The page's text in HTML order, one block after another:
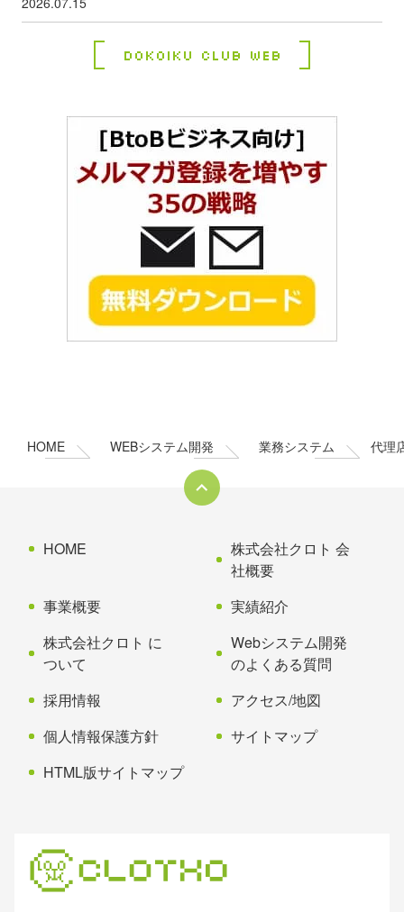
Dokoiku Club Web
HOME WEBシステム開発 業務システム 代理
HOME
株式会社クロト 会
社概要
事業概要
実績紹介
株式会社クロト に
ついて
Webシステム開発
のよくある質問
採用情報
アクセス/地図
個人情報保護方針
サイトマップ
HTML版サイトマップ